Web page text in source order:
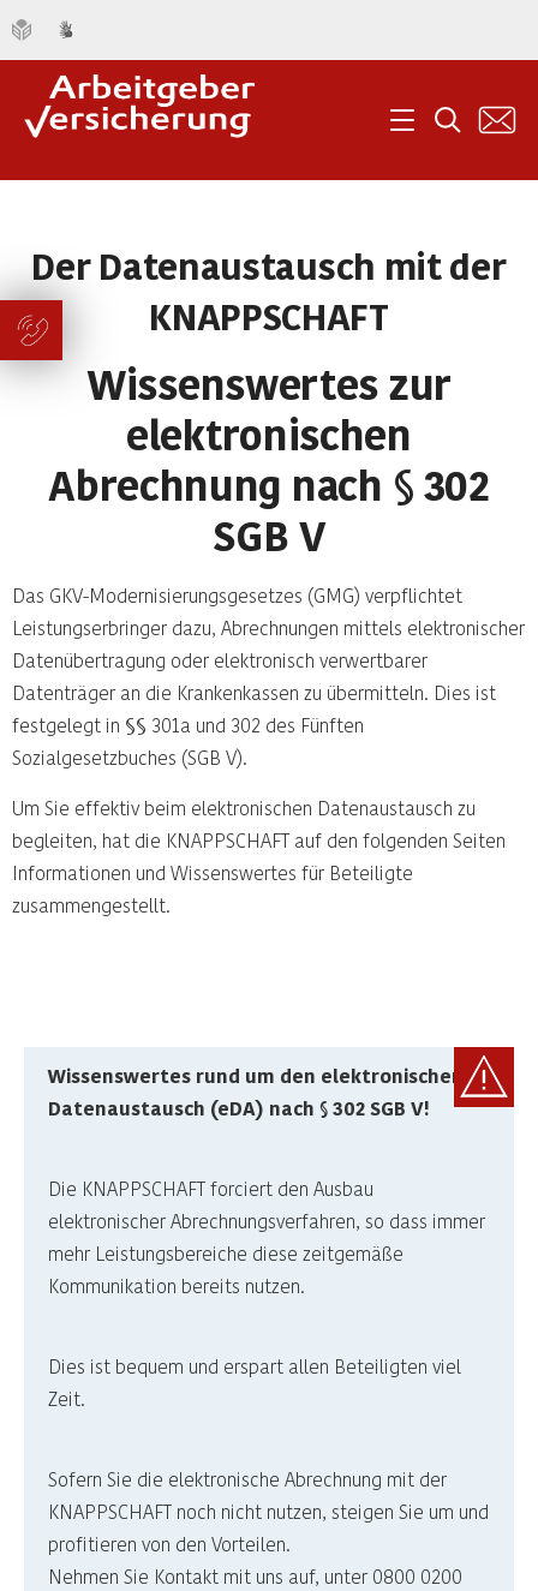
Menü Suche
Der Datenaustausch mit der
KNAPPSCHAFT
Wissenswertes zur
elektronischen
Abrechnung nach § 302
SGB V
Das GKV-Modernisierungsgesetzes (GMG) verpflichtet
Leistungserbringer dazu, Abrechnungen mittels elektronischer
Datenübertragung oder elektronisch verwertbarer
Datenträger an die Krankenkassen zu übermitteln. Dies ist
festgelegt in §§ 301a und 302 des Fünften
Sozialgesetzbuches (SGB V).
Um Sie effektiv beim elektronischen Datenaustausch zu
begleiten, hat die KNAPPSCHAFT auf den folgenden Seiten
Informationen und Wissenswertes für Beteiligte
zusammengestellt.
Wissenswertes rund um den elektronischen
Datenaustausch (eDA) nach § 302 SGB V!
Die KNAPPSCHAFT forciert den Ausbau
elektronischer Abrechnungsverfahren, so dass immer
mehr Leistungsbereiche diese zeitgemäße
Kommunikation bereits nutzen.
Dies ist bequem und erspart allen Beteiligten viel
Zeit.
Sofern Sie die elektronische Abrechnung mit der
KNAPPSCHAFT noch nicht nutzen, steigen Sie um und
profitieren von den Vorteilen.
Nehmen Sie Kontakt mit uns auf, unter 0800 0200